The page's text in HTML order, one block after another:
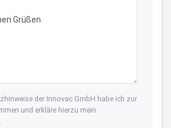
der Innovac GmbH habe ich zur
und erkläre hierzu mein